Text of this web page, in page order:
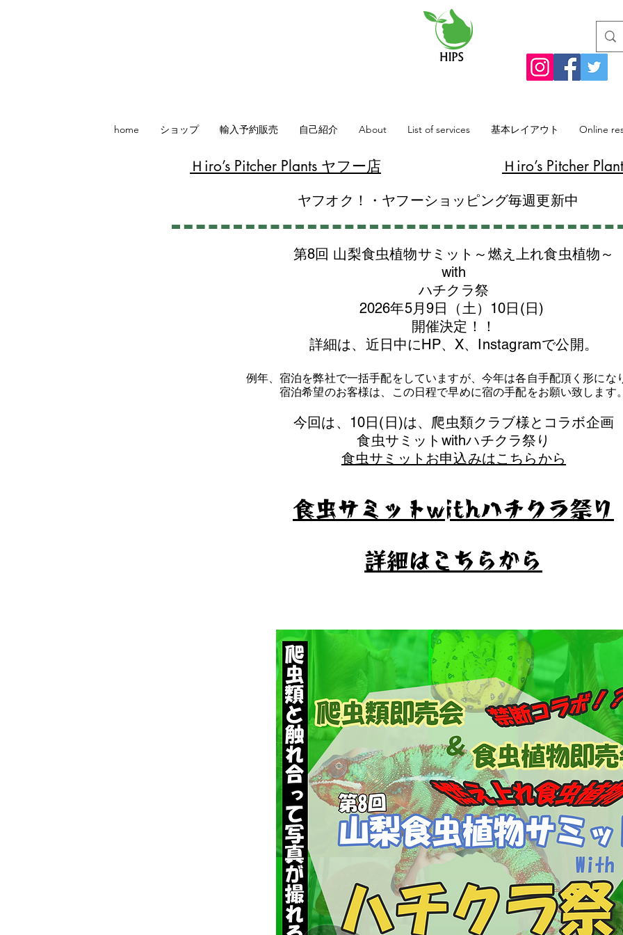
home ショップ 輸入予約販売 自己紹介 About List of services 基本レイアウト Online
​Ｈiro’s Pitcher Plants ヤフー店 Ｈiro’s Pitcher
ヤフオク！・ヤフーショッピング毎週更新中
第8回 山梨食虫植物サミット～燃え上れ食虫植物～
with
​ハチクラ祭
2026年5月9日（土）10日(日)
​開催決定！！
詳細は、近日中にHP、X、Instagramで公開。
例年、宿泊を弊社で一括手配をしていますが、今年は各自手配頂く形にな
​宿泊希望のお客様は、この日程で早めに宿の手配をお願い致します。
​今回は、10日(日)は、爬虫類クラブ様とコラボ企画
​食虫サミットwithハチクラ祭り
食虫サミットお申込みはこちらから
食虫サミットwithハチクラ祭り
​詳細はこちらから